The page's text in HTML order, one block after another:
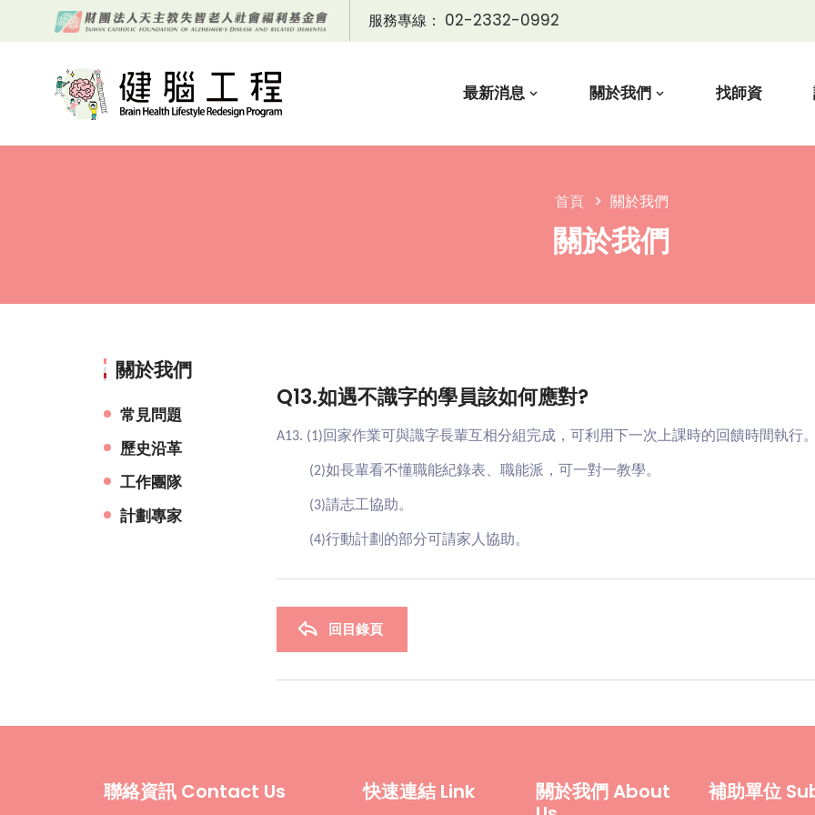
服務專線： 02-2332-0992
最新消息 關於我們 找師資
首頁 關於我們
關於我們
關於我們
常見問題
歷史沿革
工作團隊
計劃專家
Q13.如遇不識字的學員該如何應對?
A13. (1)回家作業可與識字長輩互相分組完成，可利用下一次上課時的回饋時間執行。
(2)如長輩看不懂職能紀錄表、職能派，可一對一教學。
(3)請志工協助。
(4)行動計劃的部分可請家人協助。
回目錄頁
聯絡資訊 Contact Us 快速連結 Link
關於我們 About
補助單位